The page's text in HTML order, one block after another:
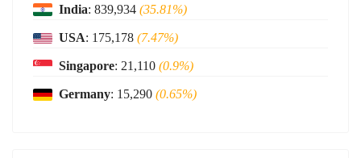
India: 839,934(35.81%)
USA: 175,178(7.47%)
Singapore: 21,110(0.9%)
Germany: 15,290(0.65%)